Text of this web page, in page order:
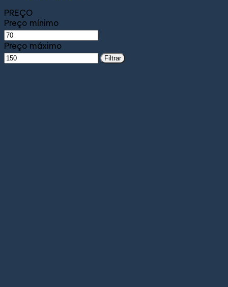
PREÇO
Preço mínimo
Preço máximo
Filtrar